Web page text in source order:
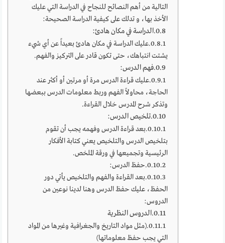
التالية من أهم النصائح للنجاح في الدراسة التي عليك
الأخذ بها، و تدلك على كيفية الدراسة الصحيحة:
الدراسة في مكان هادئ:
عليك الدراسة في مكان هادئ بعيداً عن أي شيء
يشتت انتباهك، حتى تكون قادر على التركيز والفهم.
فهم الدرس:
عليك قراءة الدرس مرة أو مرتين أو أكثر عند
الحاجة، محاولاً الفهم وربط معلومات الدرس ببعضها
وتذكر شرح المدرس خلال القراءة.
تلخيص الدرس:
بعد قراءة الدرس وفهمه يجب أن تقوم
بتلخيص الدرس والتلخيص يعني كتابة الأفكار
الرئيسية وتجميعها في ورقة الملخص.
حفظ الدرس:
بعد القراءة والفهم والتلخيص يأتي دور
الحفظ، عليك حفظ الدرس وهنا لدينا نوعين من
الدروس:
الدروس النظرية
(مثل مواد التاريخ والجغرافية وغيرها من المواد
التي يجب حفظ معلوماتها)